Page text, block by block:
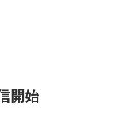
開始